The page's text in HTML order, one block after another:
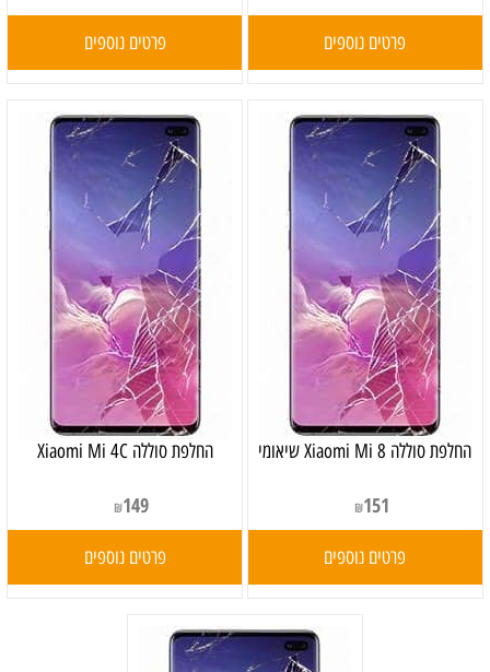
פרטים נוספים פרטים נוספים
‏החלפת סוללה Xiaomi Mi 8 שיאומי
₪151
פרטים נוספים
החלפת סוללה Xiaomi Mi 4C
₪149
פרטים נוספים